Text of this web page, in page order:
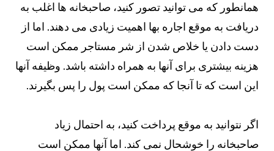
همانطور که می توانید تصور کنید، صاحبخانه ها اغلب به
دریافت به موقع اجاره بها اهمیت زیادی می دهند. اما از
دست دادن یا خلاص شدن از شر مستاجر ممکن است
هزینه بیشتری برای آنها به همراه داشته باشد. وظیفه آنها
این است که تا آنجا که ممکن است پول را پس بگیرند.
اگر نتوانید به موقع پرداخت کنید، به احتمال زیاد
صاحبخانه را خوشحال نمی کند. اما آنها ممکن است